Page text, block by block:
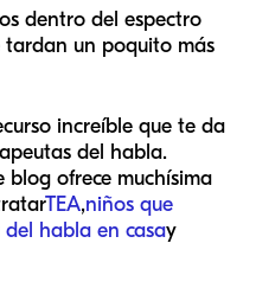
dentro del espectro
un poquito más
increíble que te da
del habla.
blog ofrece muchísima
TEA,niños que
del habla en casay